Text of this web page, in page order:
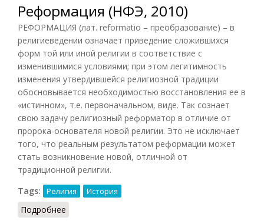
Реформация (НФЭ, 2010)
РЕФОРМАЦИЯ (лат. reformatio – преобразование) – в
религиеведении означает приведение сложившихся
форм той или иной религии в соответствие с
изменившимися условиями; при этом легитимность
изменения утвердившейся религиозной традиции
обосновывается необходимостью восстановления ее в
«истинном», т.е. первоначальном, виде. Так сознает
свою задачу религиозный реформатор в отличие от
пророка-основателя новой религии. Это не исключает
того, что реальным результатом реформации может
стать возникновение новой, отличной от
традиционной религии.
Tags:
Религия История
Подробнее